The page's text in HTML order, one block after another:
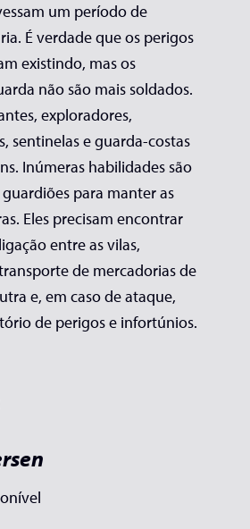
um período de
É verdade que os perigos
existindo, mas os
não são mais soldados.
exploradores,
sentinelas e guarda-costas
Inúmeras habilidades são
guardiões para manter as
Eles precisam encontrar
entre as vilas,
de mercadorias de
e, em caso de ataque,
de perigos e infortúnios.